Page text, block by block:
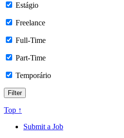
Estágio
Freelance
Full-Time
Part-Time
Temporário
Top ↑
Submit a Job